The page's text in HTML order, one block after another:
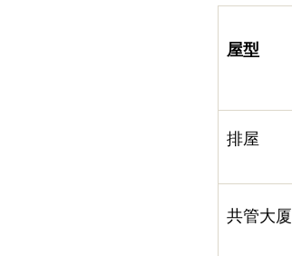
屋型
排屋
共管大厦